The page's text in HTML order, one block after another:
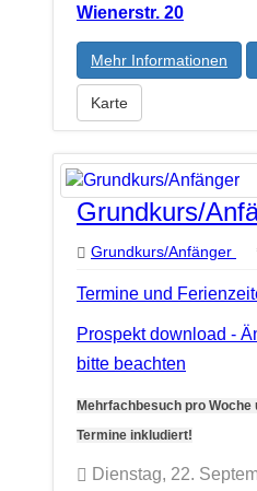
Wienerstr. 20
Mehr Informationen
Karte
Grundkurs/
Grundkurs/Anfänger
Termine und
Prospekt download -
bitte beachten
Mehrfachbesuch pro
Termine inkludiert!
Dienstag, 22.